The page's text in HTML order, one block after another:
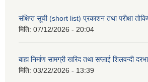
संक्षिप्त सूची (short list) प्रकाशन तथा परीक्षा
मिति: 07/12/2026 - 20:04
बाह्य निर्माण सामग्री खरिद तथा सप्लाई शिलवन्दी
मिति: 03/22/2026 - 13:39